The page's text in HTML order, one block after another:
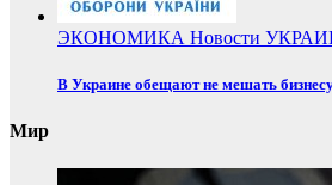
ЭКОНОМИКА Новости
В Украине обещают не мешать
Мир